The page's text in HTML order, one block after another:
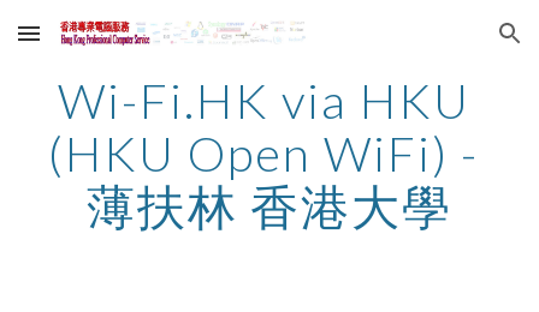
Skip to main content Skip to navigation
Wi-Fi.HK via HKU
(HKU Open WiFi) -
薄扶林 香港大學